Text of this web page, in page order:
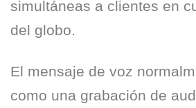
simultáneas a clientes en
del globo.
El mensaje de voz
como una grabación de